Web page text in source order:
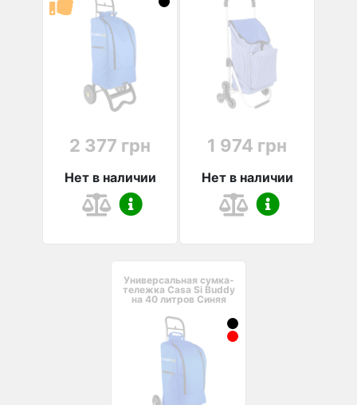
2 377 грн
Нет в наличии
1 974 грн
Нет в наличии
Универсальная сумка-
тележка Casa Si Buddy
на 40 литров Синяя